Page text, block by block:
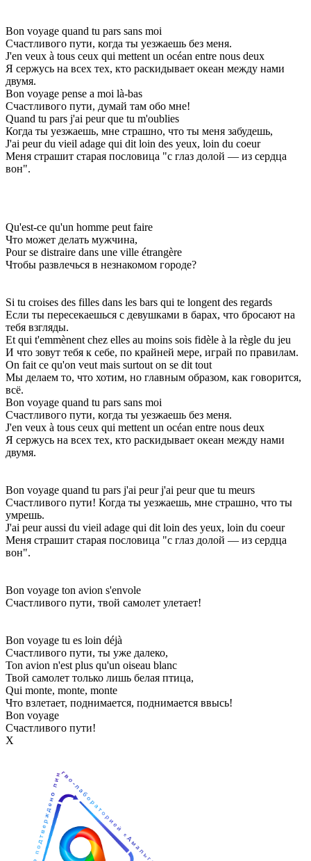
Bon voyage quand tu pars sans moi
Счастливого пути, когда ты уезжаешь без меня.
J'en veux à tous ceux qui mettent un océan entre nous deux
Я сержусь на всех тех, кто раскидывает океан между нами
двумя.
Bon voyage pense a moi là-bas
Счастливого пути, думай там обо мне!
Quand tu pars j'ai peur que tu m'oublies
Когда ты уезжаешь, мне страшно, что ты меня забудешь,
J'ai peur du vieil adage qui dit loin des yeux, loin du coeur
Меня страшит старая пословица "с глаз долой — из сердца
вон".
Qu'est-ce qu'un homme peut faire
Что может делать мужчина,
Pour se distraire dans une ville étrangère
Чтобы развлечься в незнакомом городе?
Si tu croises des filles dans les bars qui te longent des regards
Если ты пересекаешься с девушками в барах, что бросают на
тебя взгляды.
Et qui t'emmènent chez elles au moins sois fidèle à la règle du jeu
И что зовут тебя к себе, по крайней мере, играй по правилам.
On fait ce qu'on veut mais surtout on se dit tout
Мы делаем то, что хотим, но главным образом, как говорится,
всё.
Bon voyage quand tu pars sans moi
Счастливого пути, когда ты уезжаешь без меня.
J'en veux à tous ceux qui mettent un océan entre nous deux
Я сержусь на всех тех, кто раскидывает океан между нами
двумя.
Bon voyage quand tu pars j'ai peur j'ai peur que tu meurs
Счастливого пути! Когда ты уезжаешь, мне страшно, что ты
умрешь.
J'ai peur aussi du vieil adage qui dit loin des yeux, loin du coeur
Меня страшит старая пословица "с глаз долой — из сердца
вон".
Bon voyage ton avion s'envole
Счастливого пути, твой самолет улетает!
Bon voyage tu es loin déjà
Счастливого пути, ты уже далеко,
Ton avion n'est plus qu'un oiseau blanc
Твой самолет только лишь белая птица,
Qui monte, monte, monte
Что взлетает, поднимается, поднимается ввысь!
Bon voyage
Счастливого пути!
Х